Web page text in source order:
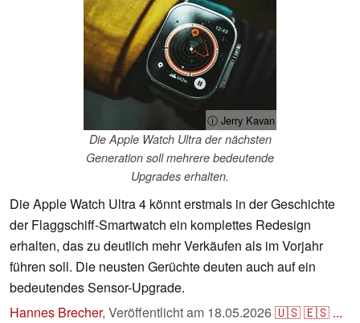
ⓘ Jerry Kavan
Die Apple Watch Ultra der nächsten
Generation soll mehrere bedeutende
Upgrades erhalten.
Die Apple Watch Ultra 4 könnt erstmals in der Geschichte
der Flaggschiff-Smartwatch ein komplettes Redesign
erhalten, das zu deutlich mehr Verkäufen als im Vorjahr
führen soll. Die neusten Gerüchte deuten auch auf ein
bedeutendes Sensor-Upgrade.
Hannes Brecher, Veröffentlicht am 18.05.2026🇺🇸🇪🇸 ...